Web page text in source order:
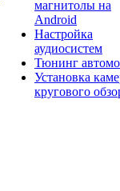
магнитолы на
Android
Настройка
аудиосистем
Тюнинг
Установка
кругового